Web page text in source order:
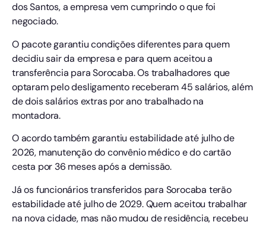
dos Santos, a empresa vem cumprindo o que foi
negociado.
O pacote garantiu condições diferentes para quem
decidiu sair da empresa e para quem aceitou a
transferência para Sorocaba. Os trabalhadores que
optaram pelo desligamento receberam 45 salários, além
de dois salários extras por ano trabalhado na
montadora.
O acordo também garantiu estabilidade até julho de
2026, manutenção do convênio médico e do cartão
cesta por 36 meses após a demissão.
Já os funcionários transferidos para Sorocaba terão
estabilidade até julho de 2029. Quem aceitou trabalhar
na nova cidade, mas não mudou de residência, recebeu